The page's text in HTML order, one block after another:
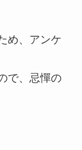
め、アンケ
で、忌憚の